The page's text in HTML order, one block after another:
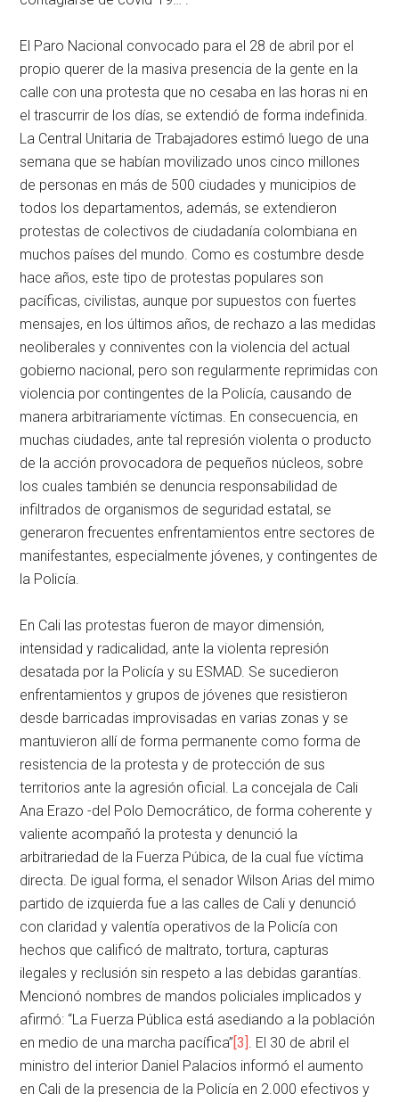
El Paro Nacional convocado para el 28 de abril por el
propio querer de la masiva presencia de la gente en la
calle con una protesta que no cesaba en las horas ni en
el trascurrir de los días, se extendió de forma indefinida.
La Central Unitaria de Trabajadores estimó luego de una
semana que se habían movilizado unos cinco millones
de personas en más de 500 ciudades y municipios de
todos los departamentos, además, se extendieron
protestas de colectivos de ciudadanía colombiana en
muchos países del mundo. Como es costumbre desde
hace años, este tipo de protestas populares son
pacíficas, civilistas, aunque por supuestos con fuertes
mensajes, en los últimos años, de rechazo a las medidas
neoliberales y conniventes con la violencia del actual
gobierno nacional, pero son regularmente reprimidas con
violencia por contingentes de la Policía, causando de
manera arbitrariamente víctimas. En consecuencia, en
muchas ciudades, ante tal represión violenta o producto
de la acción provocadora de pequeños núcleos, sobre
los cuales también se denuncia responsabilidad de
infiltrados de organismos de seguridad estatal, se
generaron frecuentes enfrentamientos entre sectores de
manifestantes, especialmente jóvenes, y contingentes de
la Policía.
En Cali las protestas fueron de mayor dimensión,
intensidad y radicalidad, ante la violenta represión
desatada por la Policía y su ESMAD. Se sucedieron
enfrentamientos y grupos de jóvenes que resistieron
desde barricadas improvisadas en varias zonas y se
mantuvieron allí de forma permanente como forma de
resistencia de la protesta y de protección de sus
territorios ante la agresión oficial. La concejala de Cali
Ana Erazo -del Polo Democrático, de forma coherente y
valiente acompañó la protesta y denunció la
arbitrariedad de la Fuerza Púbica, de la cual fue víctima
directa. De igual forma, el senador Wilson Arias del mimo
partido de izquierda fue a las calles de Cali y denunció
con claridad y valentía operativos de la Policía con
hechos que calificó de maltrato, tortura, capturas
ilegales y reclusión sin respeto a las debidas garantías.
Mencionó nombres de mandos policiales implicados y
afirmó: “La Fuerza Pública está asediando a la población
en medio de una marcha pacífica” [3] . El 30 de abril el
ministro del interior Daniel Palacios informó el aumento
en Cali de la presencia de la Policía en 2.000 efectivos y